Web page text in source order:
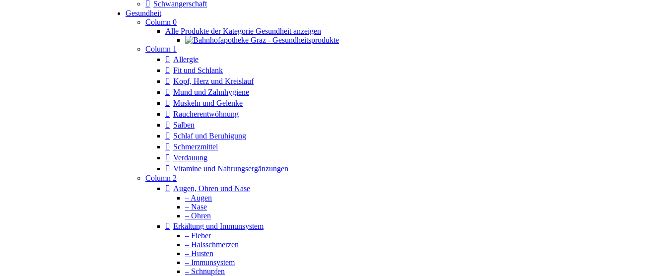
Schwangerschaft
Gesundheit
Column 0
Alle Produkte der Kategorie Gesundheit anzeigen
Column 1
Allergie
Fit und Schlank
Kopf, Herz und Kreislauf
Mund und Zahnhygiene
Muskeln und Gelenke
Raucherentwöhnung
Salben
Schlaf und Beruhigung
Schmerzmittel
Verdauung
Vitamine und Nahrungsergänzungen
Column 2
Augen, Ohren und Nase
– Augen
– Nase
– Ohren
Erkältung und Immunsystem
– Fieber
– Halsschmerzen
– Husten
– Immunsystem
– Schnupfen